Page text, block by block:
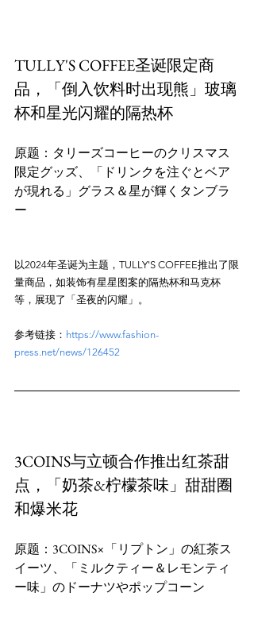
TULLY'S COFFEE圣诞限定商
品，「倒入饮料时出现熊」玻璃
杯和星光闪耀的隔热杯
原题：タリーズコーヒーのクリスマス
限定グッズ、「ドリンクを注ぐとベア
が現れる」グラス＆星が輝くタンブラ
以2024年圣诞为主题，TULLY'S COFFEE推出了限
量商品，如装饰有星星图案的隔热杯和马克杯
参考链接： https://www.fashion-
press.net/news/126452
3COINS与立顿合作推出红茶甜
点，「奶茶&柠檬茶味」甜甜圈
和爆米花
原题：3COINS×「リプトン」の紅茶ス
イーツ、「ミルクティー＆レモンティ